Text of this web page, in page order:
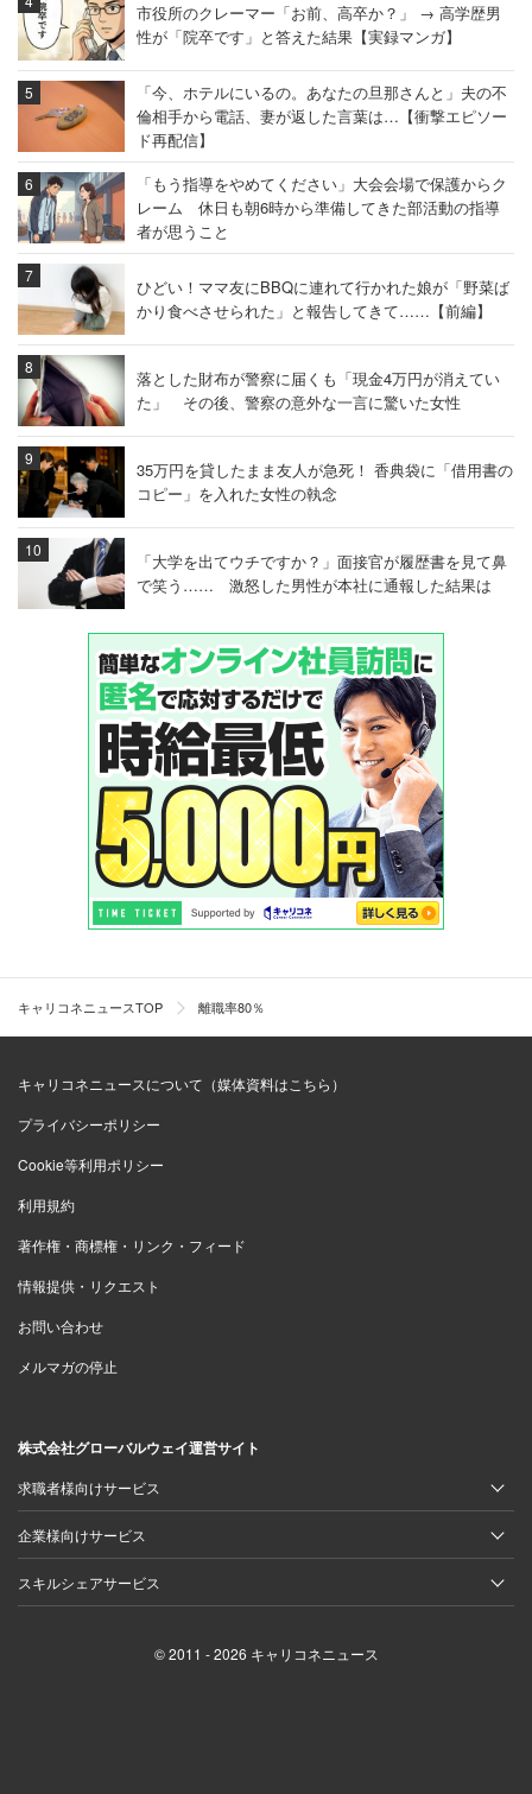
市役所のクレーマー「お前、高卒か？」 → 高学歴男
性が「院卒です」と答えた結果【実録マンガ】
「今、ホテルにいるの。あなたの旦那さんと」夫の不
倫相手から電話、妻が返した言葉は…【衝撃エピソー
ド再配信】
「もう指導をやめてください」大会会場で保護からク
レーム 休日も朝6時から準備してきた部活動の指導
者が思うこと
ひどい！ママ友にBBQに連れて行かれた娘が「野菜ば
かり食べさせられた」と報告してきて……【前編】
落とした財布が警察に届くも「現金4万円が消えてい
た」 その後、警察の意外な一言に驚いた女性
35万円を貸したまま友人が急死！ 香典袋に「借用書の
コピー」を入れた女性の執念
「大学を出てウチですか？」面接官が履歴書を見て鼻
で笑う…… 激怒した男性が本社に通報した結果は
キャリコネニュースTOP 離職率80％
キャリコネニュースについて（媒体資料はこちら）
プライバシーポリシー
Cookie等利用ポリシー
利用規約
著作権・商標権・リンク・フィード
情報提供・リクエスト
お問い合わせ
メルマガの停止
株式会社グローバルウェイ運営サイト
求職者様向けサービス
企業様向けサービス
スキルシェアサービス
© 2011 - 2026 キャリコネニュース